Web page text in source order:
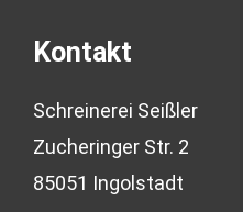
Kontakt
Schreinerei Seißler
Zucheringer Str. 2
85051 Ingolstadt